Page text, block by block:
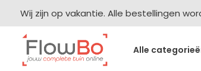
Wij zijn op vakantie. Alle bestellingen
Alle